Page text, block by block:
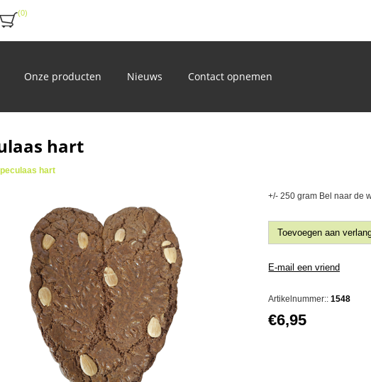
(0)
Onze producten Nieuws Contact opnemen
hart
hart
+/- 250 gram Bel naar de
Artikelnummer:: 1548
€6,95